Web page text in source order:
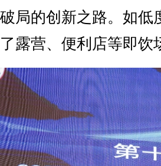
破局的创新之路。如低
了露营、便利店等即饮